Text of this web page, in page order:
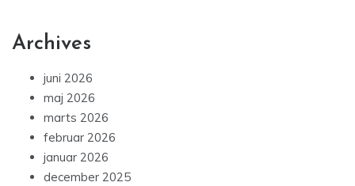
Archives
juni 2026
maj 2026
marts 2026
februar 2026
januar 2026
december 2025